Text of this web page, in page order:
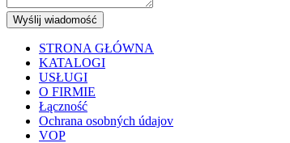
Wyślij wiadomość
STRONA GŁÓWNA
KATALOGI
USŁUGI
O FIRMIE
Łączność
Ochrana osobných údajov
VOP